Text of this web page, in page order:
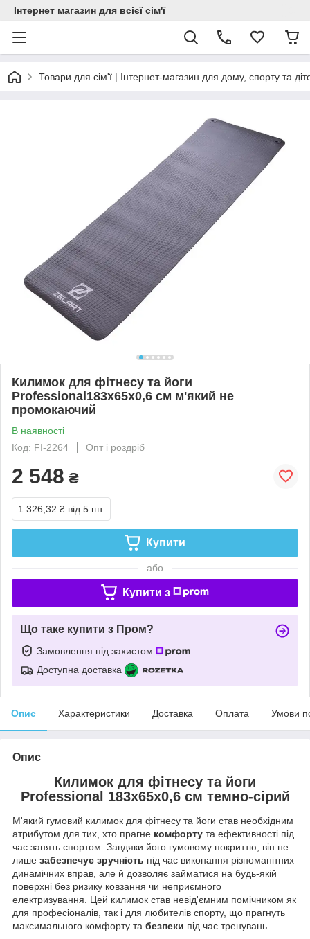
Інтернет магазин для всієї сім'ї
Товари для сім'ї | Інтернет-магазин для дому, спорту та
Килимок для фітнесу та йоги
Professional183x65x0,6 см м'який не
промокаючий
В наявності
Код: FI-2264
Опт і роздріб
2 548 ₴
1 326,32 ₴ від 5 шт.
Купити
або
Купити з
Що таке купити з Пром?
Замовлення під захистом
Доступна доставка
Опис Характеристики Доставка Оплата Умови
Опис
Килимок для фітнесу та йоги
Professional 183x65x0,6 см темно-сірий
М'який гумовий килимок для фітнесу та йоги став необхідним
атрибутом для тих, хто прагне комфорту та ефективності під
час занять спортом. Завдяки його гумовому покриттю, він не
лише забезпечує зручність під час виконання різноманітних
динамічних вправ, але й дозволяє займатися на будь-якій
поверхні без ризику ковзання чи неприємного
електризування. Цей килимок став невід'ємним помічником як
для професіоналів, так і для любителів спорту, що прагнуть
максимального комфорту та безпеки під час тренувань.